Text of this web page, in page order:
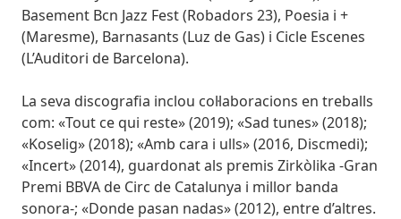
Basement Bcn Jazz Fest (Robadors 23), Poesia i +
(Maresme), Barnasants (Luz de Gas) i Cicle Escenes
(L’Auditori de Barcelona).
La seva discografia inclou col·laboracions en treballs
com: «Tout ce qui reste» (2019); «Sad tunes» (2018);
«Koselig» (2018); «Amb cara i ulls» (2016, Discmedi);
«Incert» (2014), guardonat als premis Zirkòlika -Gran
Premi BBVA de Circ de Catalunya i millor banda
sonora-; «Donde pasan nadas» (2012), entre d’altres.